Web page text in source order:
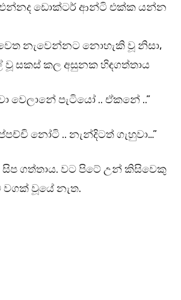
එන්නද ඩොක්ටර් ආන්ටි එක්ක යන්න
නැවෙන්නට නොහැකි වූ නිසා,
වූ සකස් කල අසුනක හිඳගත්තාය
වෙලානේ පැටියෝ .. ඒකනේ ..”
නෝටි .. නැන්දිටත් ගැහුවා…”
සිප ගත්තාය. වට පිටේ උන් කිසිවෙකු
වගක් වූයේ නැත.